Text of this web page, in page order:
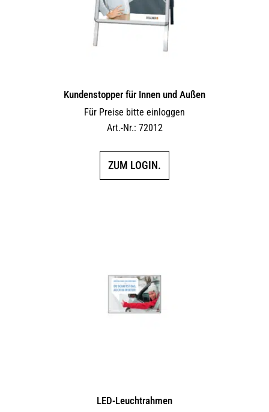
Kundenstopper für Innen und Außen
Für Preise bitte einloggen
Art.-Nr.: 72012
ZUM LOGIN.
LED-Leuchtrahmen